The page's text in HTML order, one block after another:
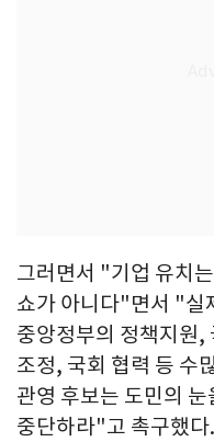
그러면서 "기업 유치
쇼가 아니다"면서 "실
중앙정부의 정책지원,
조정, 국회 협력 등 수
관영 후보는 도민의
중단하라"고 촉구했다.